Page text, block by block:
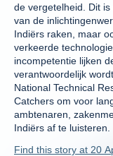
de vergetelheid. Dit
van de
Indiërs raken, maar
verkeerde
incompetentie lijken
verantwoordelijk
National Technical
Catchers om voor
ambtenaren,
Indiërs af te luisteren.
Find this story at 20